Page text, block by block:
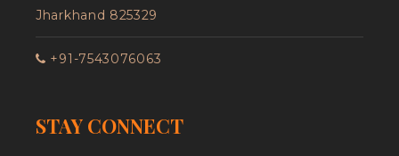
Jharkhand 825329
+91-7543076063
STAY CONNECT